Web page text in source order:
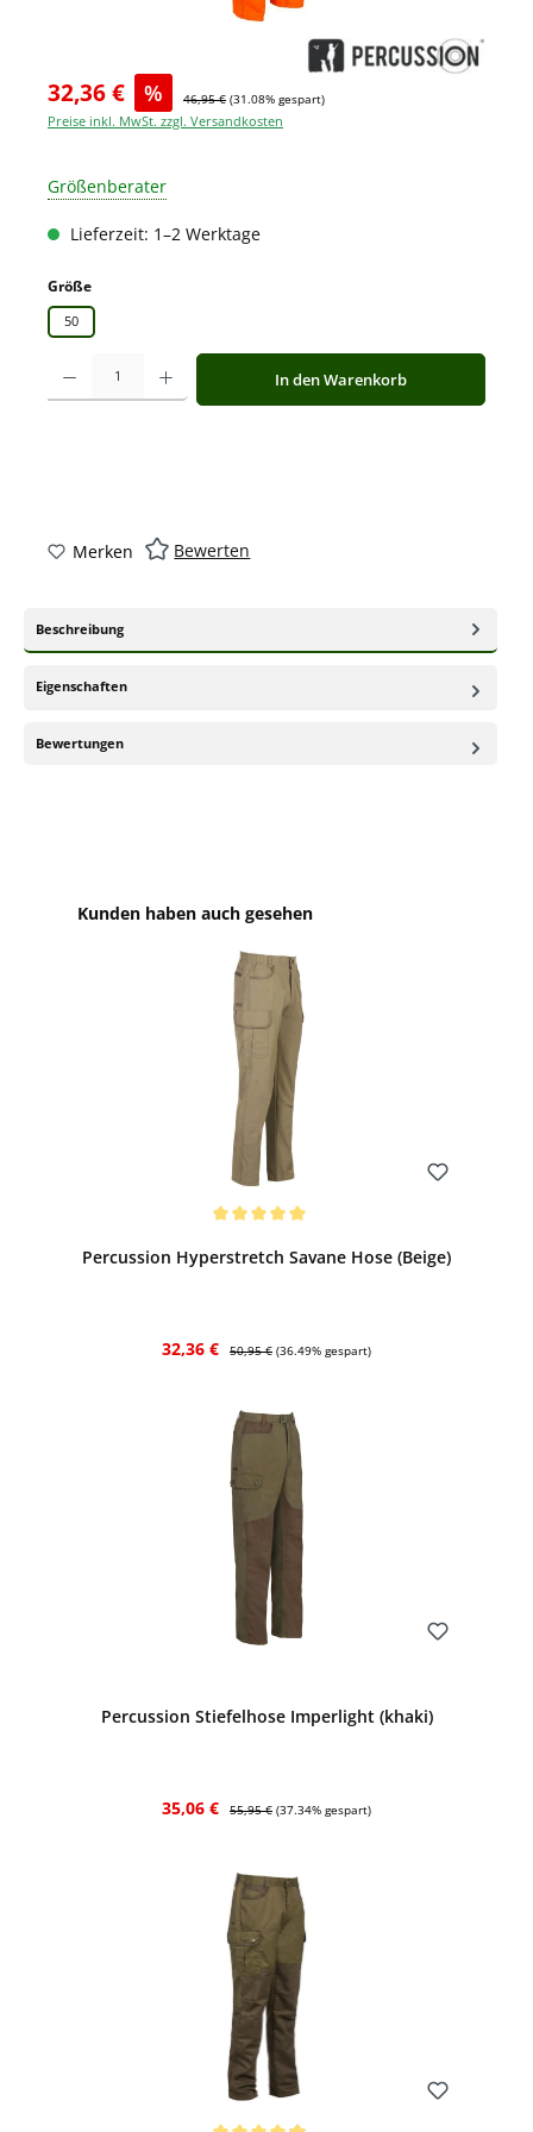
32,36 € % 46,95 € (31.08% gespart)
Preise inkl. MwSt. zzgl. Versandkosten
Größenberater
Lieferzeit: 1–2 Werktage
Größeauswählen
50
Produkt Anzahl: Gib den gewünschten Wert ein oder benutze die
In den Warenkorb
Merken Bewerten
Beschreibung
Eigenschaften
Bewertungen
Produktgalerie überspringen
Kunden haben auch gesehen
Percussion Hyperstretch Savane Hose (Beige)
Verkaufspreis:
32,36 € Regulärer Preis:
50,95 € (36.49% gespart)
Percussion Stiefelhose Imperlight (khaki)
Verkaufspreis:
35,06 € Regulärer Preis:
55,95 € (37.34% gespart)